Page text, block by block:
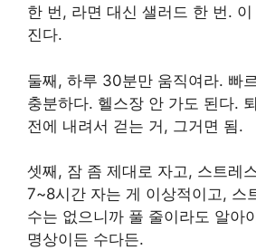
한 번, 라면 대신 샐러드 한 번.
진다.
둘째, 하루 30분만 움직여라. 빠
충분하다. 헬스장 안 가도 된다.
전에 내려서 걷는 거, 그거면 됨.
셋째, 잠 좀 제대로 자고, 스트레
7~8시간 자는 게 이상적이고, 스
수는 없으니까 풀 줄이라도 알아
명상이든 수다든.